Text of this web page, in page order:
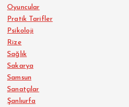
Oyuncular
Pratik Tarifler
Psikoloji
Rize
Sağlık
Sakarya
Samsun
Sanatçılar
Şanlıurfa